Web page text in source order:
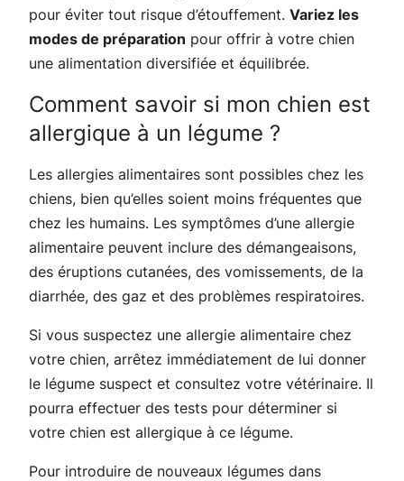
pour éviter tout risque d’étouffement. Variez les
modes de préparation pour offrir à votre chien
une alimentation diversifiée et équilibrée.
Comment savoir si mon chien est
allergique à un légume ?
Les allergies alimentaires sont possibles chez les
chiens, bien qu’elles soient moins fréquentes que
chez les humains. Les symptômes d’une allergie
alimentaire peuvent inclure des démangeaisons,
des éruptions cutanées, des vomissements, de la
diarrhée, des gaz et des problèmes respiratoires.
Si vous suspectez une allergie alimentaire chez
votre chien, arrêtez immédiatement de lui donner
le légume suspect et consultez votre vétérinaire. Il
pourra effectuer des tests pour déterminer si
votre chien est allergique à ce légume.
Pour introduire de nouveaux légumes dans